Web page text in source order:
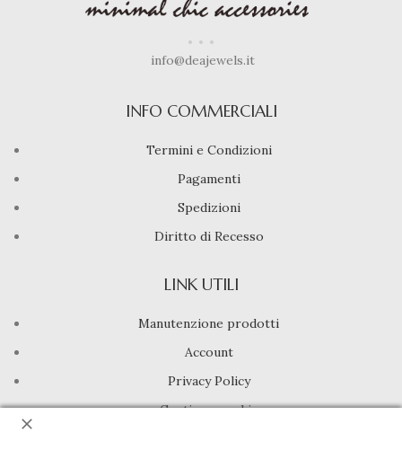
info@deajewels.it
INFO COMMERCIALI
Termini e Condizioni
Pagamenti
Spedizioni
Diritto di Recesso
LINK UTILI
Manutenzione prodotti
Account
Privacy Policy
Gestione cookie